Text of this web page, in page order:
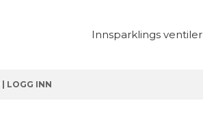
Innsparklings ventiler
LOGG INN